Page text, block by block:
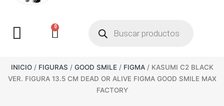
0
INICIO/ FIGURAS / GOOD SMILE/ FIGMA/ KASUMI C2 BLACK
VER. FIGURA 13.5 CM DEAD OR ALIVE FIGMA GOOD SMILE MAX
FACTORY